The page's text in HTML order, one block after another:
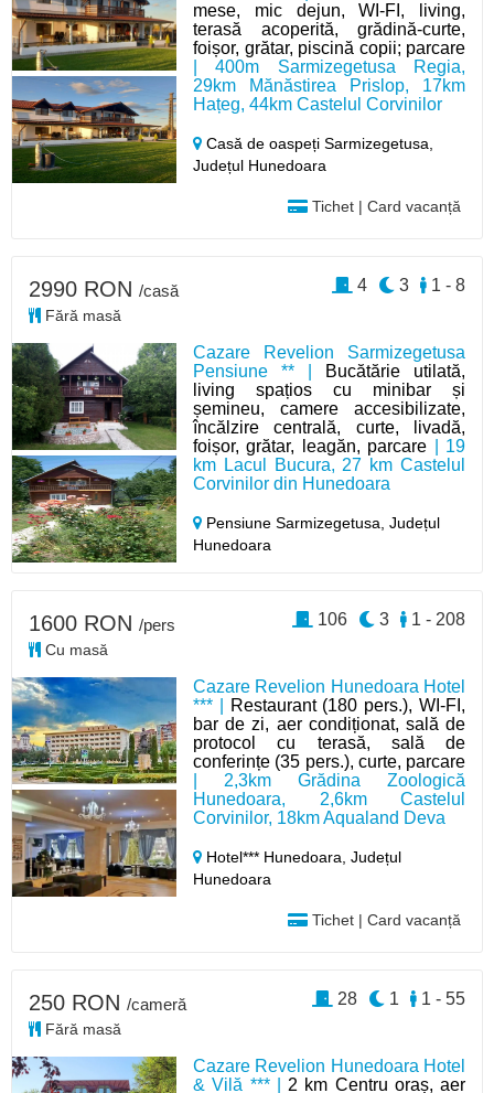
mese, mic dejun, WI-FI, living,
terasă acoperită, grădină-curte,
foișor, grătar, piscină copii; parcare
| 400m Sarmizegetusa Regia,
29km Mănăstirea Prislop, 17km
Hațeg, 44km Castelul Corvinilor
Casă de oaspeți Sarmizegetusa,
Județul Hunedoara
Tichet | Card vacanță
Cazare Revelion Sarmizegetusa
Pensiune ** |
Bucătărie utilată,
living spațios cu minibar și
șemineu, camere accesibilizate,
încălzire centrală, curte, livadă,
foișor, grătar, leagăn, parcare | 19
km Lacul Bucura, 27 km Castelul
Corvinilor din Hunedoara
Pensiune Sarmizegetusa,Județul
Hunedoara
2990 RON /casă
Fără masă
1 - 8
3
4
Cazare Revelion Hunedoara Hotel
*** |
Restaurant (180 pers.), WI-FI,
bar de zi, aer condiționat, sală de
protocol cu terasă, sală de
conferințe (35 pers.), curte, parcare
| 2,3km Grădina Zoologică
Hunedoara, 2,6km Castelul
Corvinilor, 18km Aqualand Deva
Hotel*** Hunedoara,Județul
Hunedoara
Tichet | Card vacanță
1600 RON /pers
Cu masă
1 - 208
3
106
Cazare Revelion Hunedoara Hotel
& Vilă *** | 2 km Centru oraș, aer
250 RON /cameră
Fără masă
1 - 55
1
28